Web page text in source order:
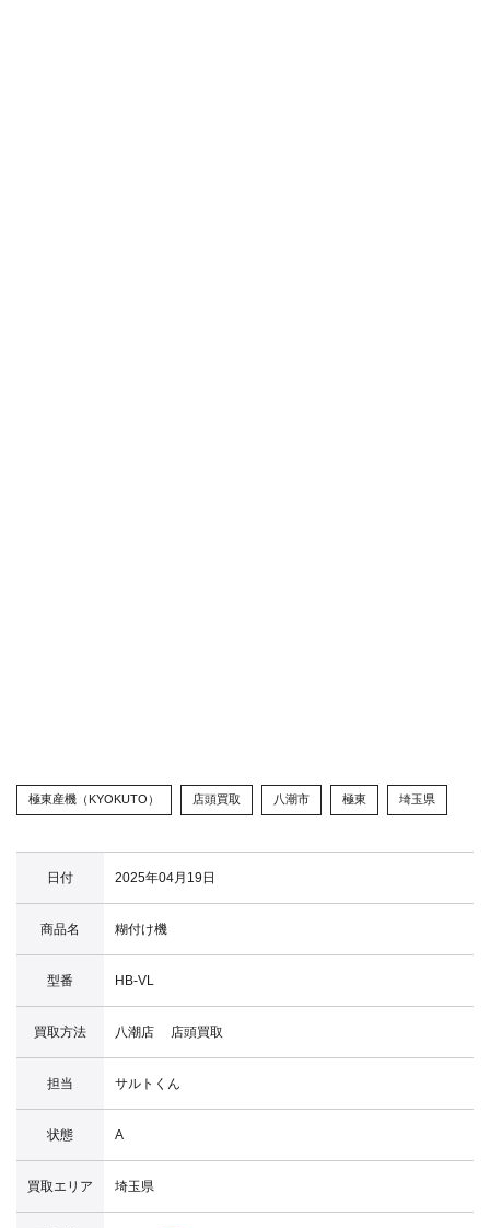
極東産機（KYOKUTO） 店頭買取 八潮市 極東 埼玉県
日付 2025年04月19日
商品名 糊付け機
型番 HB-VL
買取方法 八潮店 店頭買取
担当 サルトくん
状態 A
買取エリア 埼玉県